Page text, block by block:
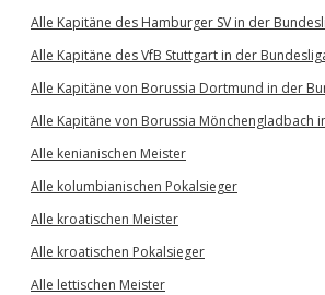
Alle Kapitäne des Hamburger SV in der
Alle Kapitäne des VfB Stuttgart in der
Alle Kapitäne von Borussia Dortmund in der
Alle Kapitäne von Borussia Mönchengladbach
Alle kenianischen Meister
Alle kolumbianischen Pokalsieger
Alle kroatischen Meister
Alle kroatischen Pokalsieger
Alle lettischen Meister